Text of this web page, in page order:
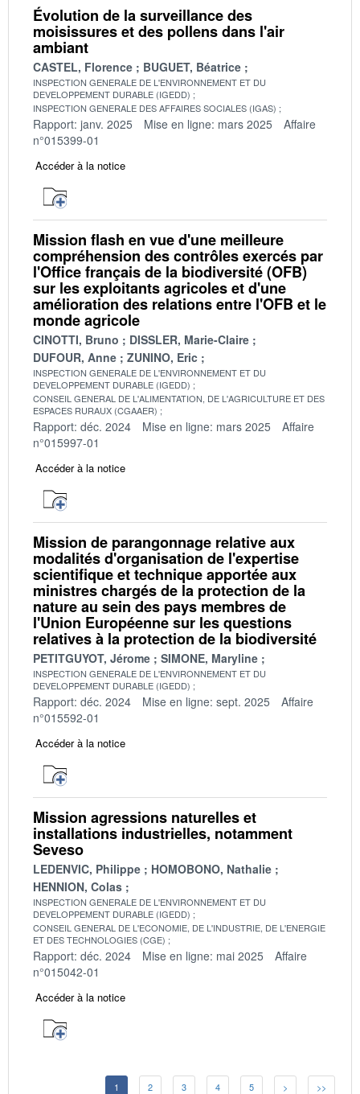
Évolution de la surveillance des
moisissures et des pollens dans l'air
ambiant
CASTEL, Florence BUGUET, Béatrice
INSPECTION GENERALE DE L'ENVIRONNEMENT ET DU
DEVELOPPEMENT DURABLE (IGEDD)
INSPECTION GENERALE DES AFFAIRES SOCIALES (IGAS)
Rapport: janv. 2025 Mise en ligne: mars 2025
Affaire
n°015399-01
Accéder à la notice
Mission flash en vue d'une meilleure
compréhension des contrôles exercés par
l'Office français de la biodiversité (OFB)
sur les exploitants agricoles et d'une
amélioration des relations entre l'OFB et le
monde agricole
CINOTTI, Bruno
DISSLER, Marie-Claire
DUFOUR, Anne
ZUNINO, Eric
INSPECTION GENERALE DE L'ENVIRONNEMENT ET DU
DEVELOPPEMENT DURABLE (IGEDD)
CONSEIL GENERAL DE L'ALIMENTATION, DE L'AGRICULTURE ET DES
ESPACES RURAUX (CGAAER)
Rapport: déc. 2024 Mise en ligne: mars 2025
Affaire
n°015997-01
Accéder à la notice
Mission de parangonnage relative aux
modalités d'organisation de l'expertise
scientifique et technique apportée aux
ministres chargés de la protection de la
nature au sein des pays membres de
l'Union Européenne sur les questions
relatives à la protection de la biodiversité
PETITGUYOT, Jérome SIMONE, Maryline
INSPECTION GENERALE DE L'ENVIRONNEMENT ET DU
DEVELOPPEMENT DURABLE (IGEDD)
Rapport: déc. 2024 Mise en ligne: sept. 2025
Affaire
n°015592-01
Accéder à la notice
Mission agressions naturelles et
installations industrielles, notamment
Seveso
LEDENVIC, Philippe
HOMOBONO, Nathalie
HENNION, Colas
INSPECTION GENERALE DE L'ENVIRONNEMENT ET DU
DEVELOPPEMENT DURABLE (IGEDD)
CONSEIL GENERAL DE L'ECONOMIE, DE L'INDUSTRIE, DE L'ENERGIE
ET DES TECHNOLOGIES (CGE)
Rapport: déc. 2024 Mise en ligne: mai 2025
Affaire
n°015042-01
Accéder à la notice
1 2 3 4 5 > >>